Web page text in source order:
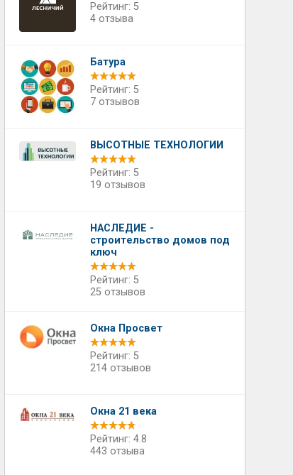
Рейтинг: 5
4 отзыва
Батура
Рейтинг: 5
7 отзывов
ВЫСОТНЫЕ ТЕХНОЛОГИИ
Рейтинг: 5
19 отзывов
НАСЛЕДИЕ -
строительство домов под
ключ
Рейтинг: 5
25 отзывов
Окна Просвет
Рейтинг: 5
214 отзывов
Окна 21 века
Рейтинг: 4.8
443 отзыва